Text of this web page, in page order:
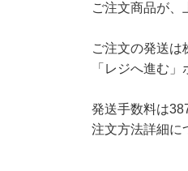
ご注文商品が、
ご注文の発送は
「レジへ進む
発送手数料は
注文方法詳細に